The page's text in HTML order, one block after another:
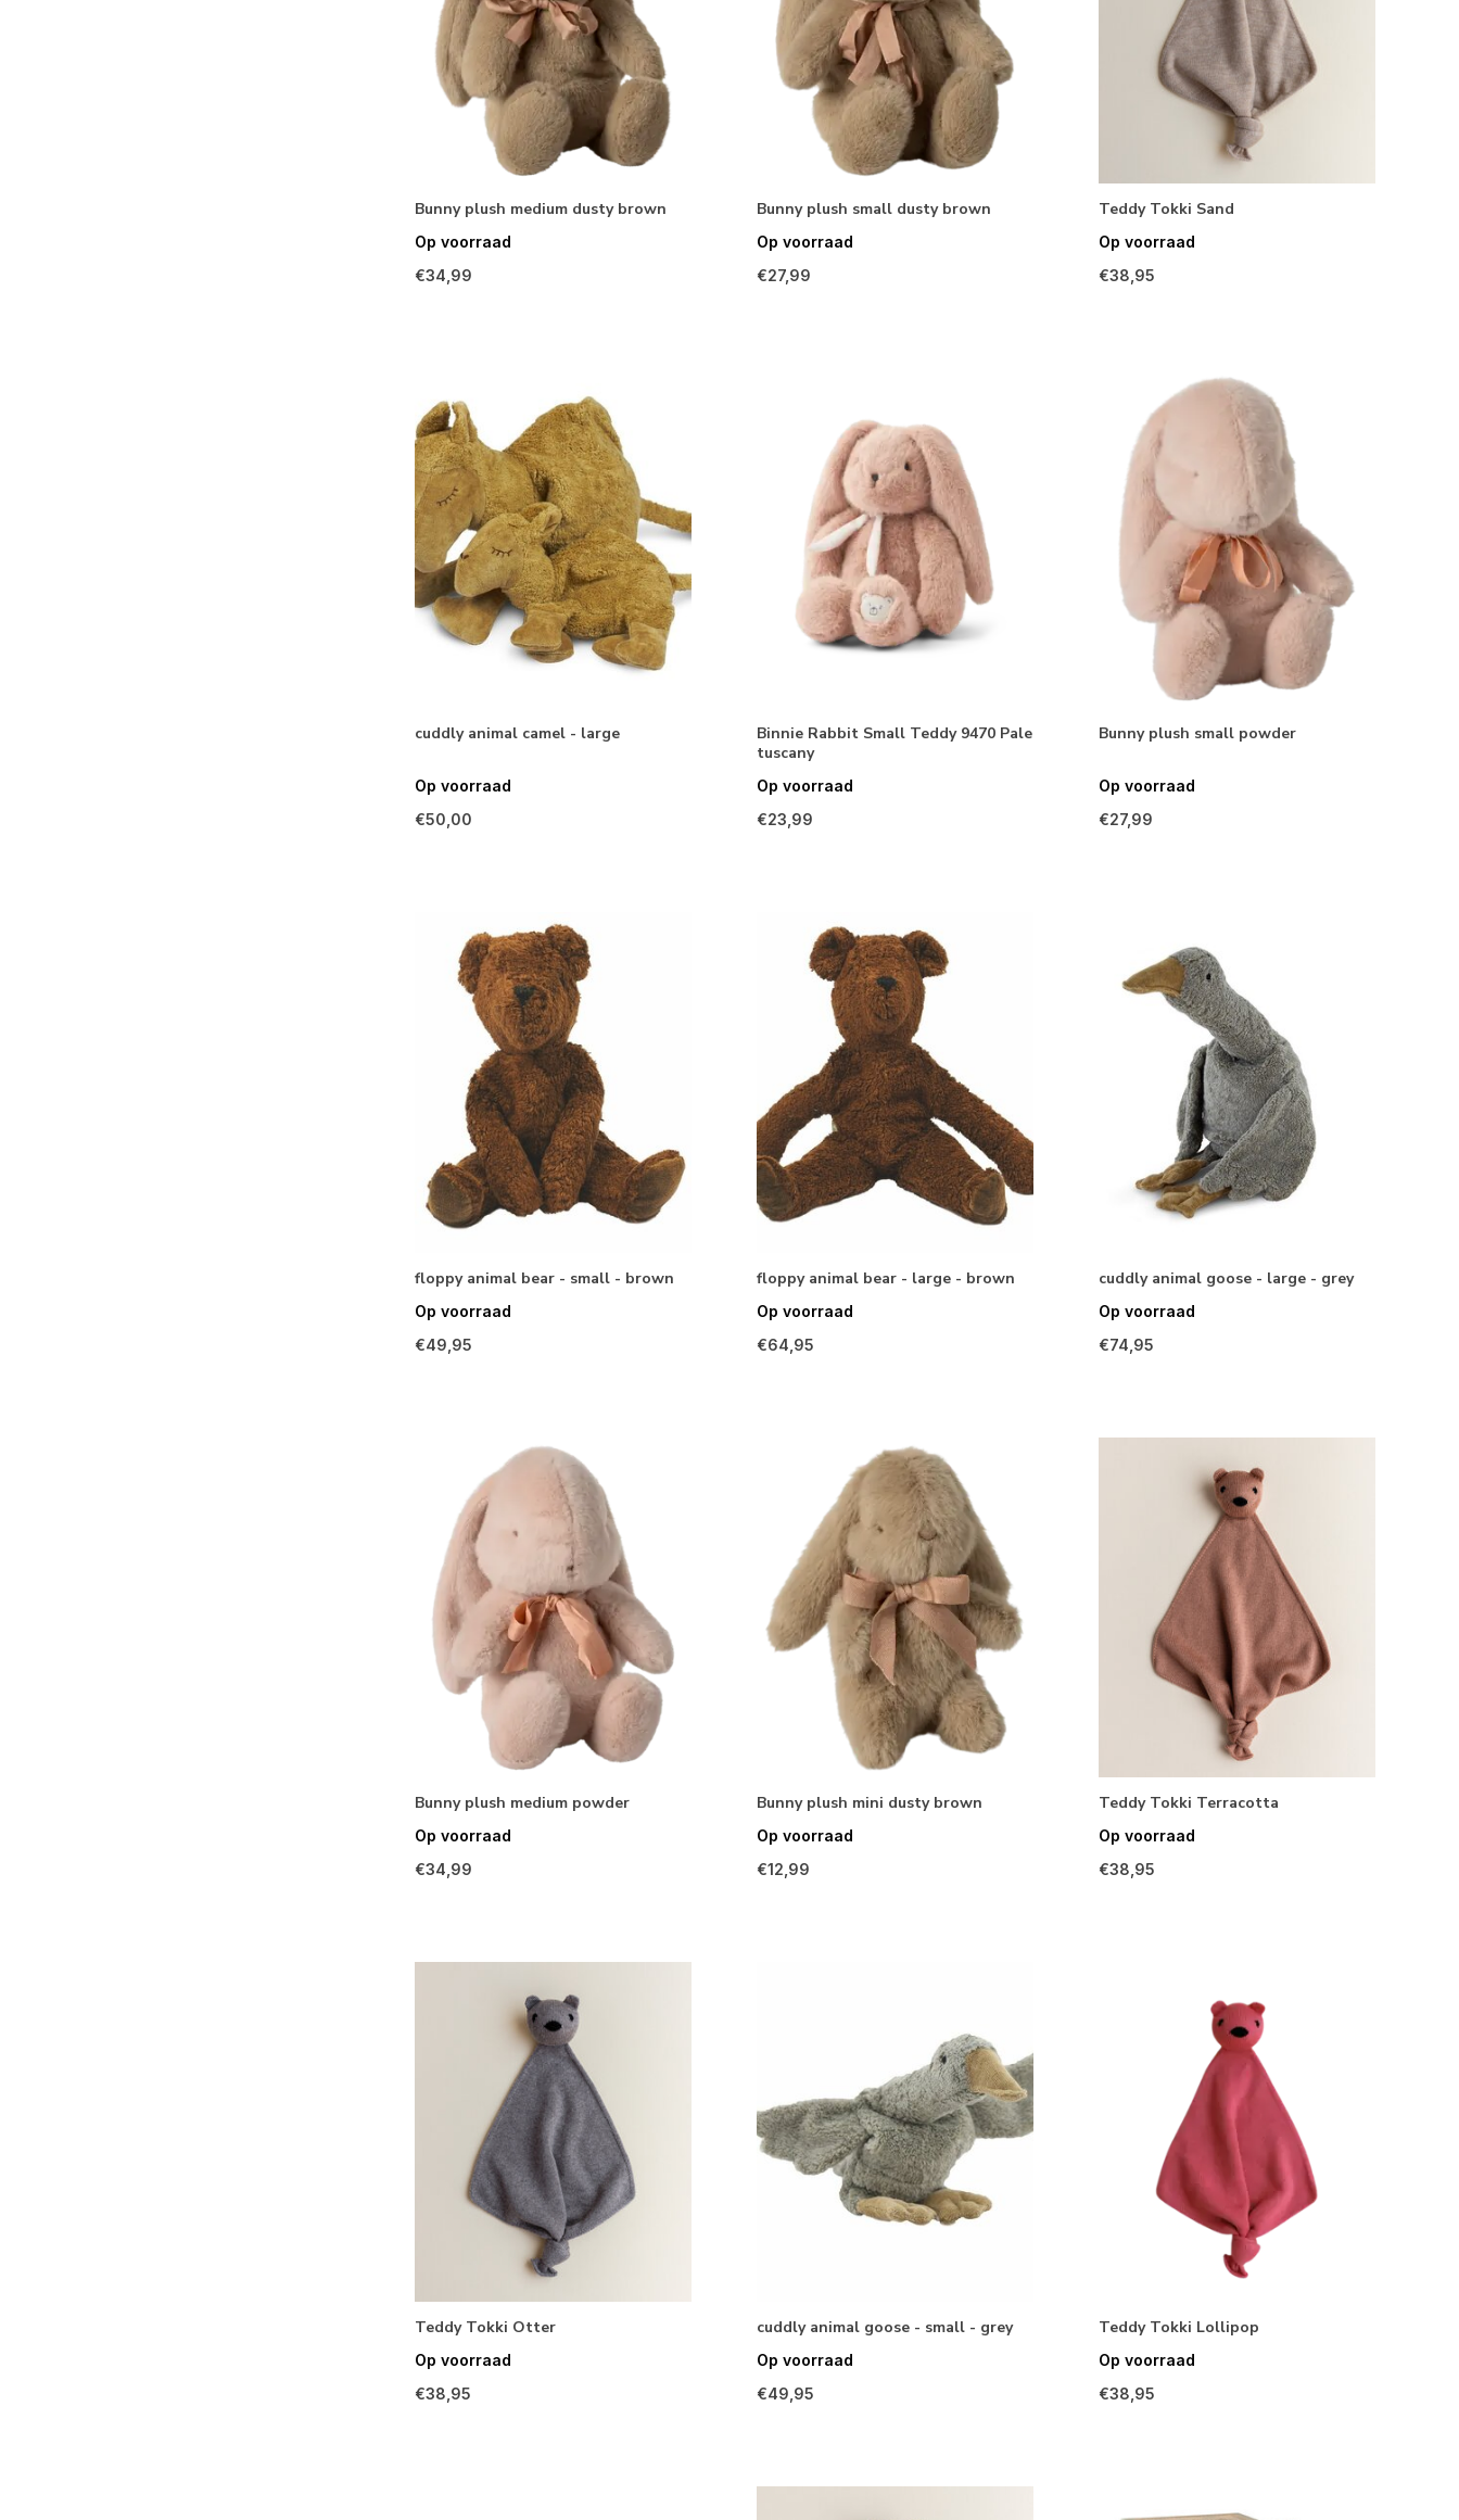
Bunny plush medium dusty brown
Op voorraad
€34,99
Bunny plush small dusty brown
Op voorraad
€27,99
Teddy Tokki Sand
Op voorraad
€38,95
cuddly animal camel - large
Op voorraad
€50,00
Binnie Rabbit Small Teddy 9470 Pale
tuscany
Op voorraad
€23,99
Bunny plush small powder
Op voorraad
€27,99
floppy animal bear - small - brown
Op voorraad
€49,95
floppy animal bear - large - brown
Op voorraad
€64,95
cuddly animal goose - large - grey
Op voorraad
€74,95
Bunny plush medium powder
Op voorraad
€34,99
Bunny plush mini dusty brown
Op voorraad
€12,99
Teddy Tokki Terracotta
Op voorraad
€38,95
Teddy Tokki Otter
Op voorraad
€38,95
cuddly animal goose - small - grey
Op voorraad
€49,95
Teddy Tokki Lollipop
Op voorraad
€38,95